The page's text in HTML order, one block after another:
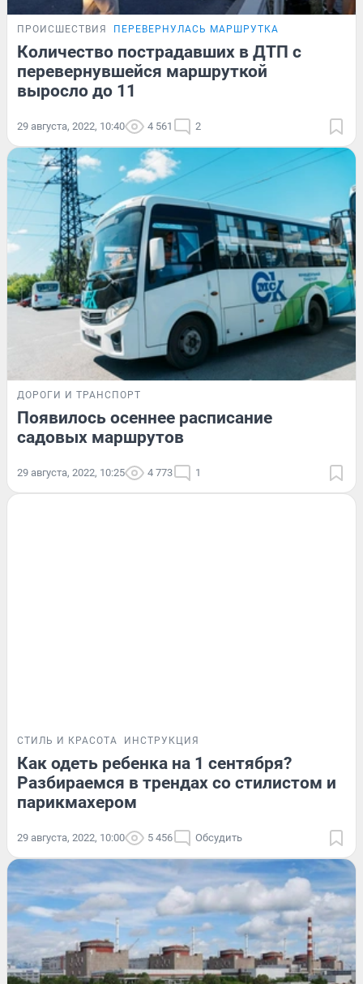
ПРОИСШЕСТВИЯ ПЕРЕВЕРНУЛАСЬ МАРШРУТКА
Количество пострадавших в ДТП с
перевернувшейся маршруткой
выросло до 11
29 августа, 2022, 10:40 4 561 2
ДОРОГИ И ТРАНСПОРТ
Появилось осеннее расписание
садовых маршрутов
29 августа, 2022, 10:25 4 773 1
СТИЛЬ И КРАСОТА ИНСТРУКЦИЯ
Как одеть ребенка на 1 сентября?
Разбираемся в трендах со стилистом и
парикмахером
29 августа, 2022, 10:00 5 456 Обсудить